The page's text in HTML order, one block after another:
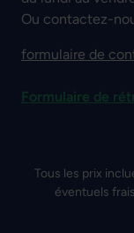
Ou contactez-
formulaire de
Formulaire de
Tous les prix
éventuels